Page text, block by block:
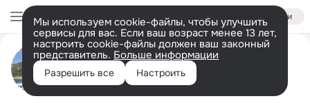
Войти
Мы используем cookie-файлы, чтобы улучшить
сервисы для вас. Если ваш возраст менее 13 лет,
настроить cookie-файлы должен ваш законный
представитель. Больше информации
Разрешить все Настроить
Алексей Стадник
4 января Подробнее